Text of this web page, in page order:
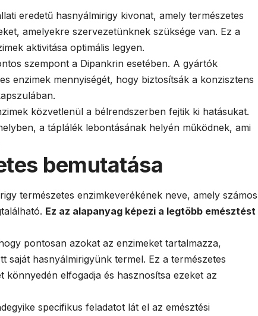
eredetű hasnyálmirigy kivonat, amely természetes
amelyekre szervezetünknek szüksége van. Ez a
aktivitása optimális legyen.
szempont a Dipankrin esetében. A gyártók
enzimek mennyiségét, hogy biztosítsák a konzisztens
közvetlenül a bélrendszerben fejtik ki hatásukat.
a táplálék lebontásának helyén működnek, ami
bemutatása
természetes enzimkeverékének neve, amely számos
Ez az alapanyag képezi a legtöbb emésztést
pontosan azokat az enzimeket tartalmazza,
saját hasnyálmirigyünk termel. Ez a természetes
elfogadja és hasznosítsa ezeket az
specifikus feladatot lát el az emésztési